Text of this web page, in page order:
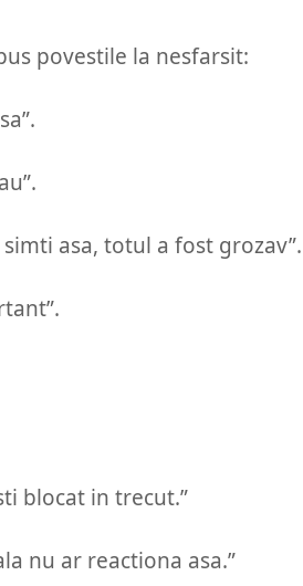
povestile la nesfarsit:
asa, totul a fost grozav”.
blocat in trecut.”
nu ar reactiona asa.”